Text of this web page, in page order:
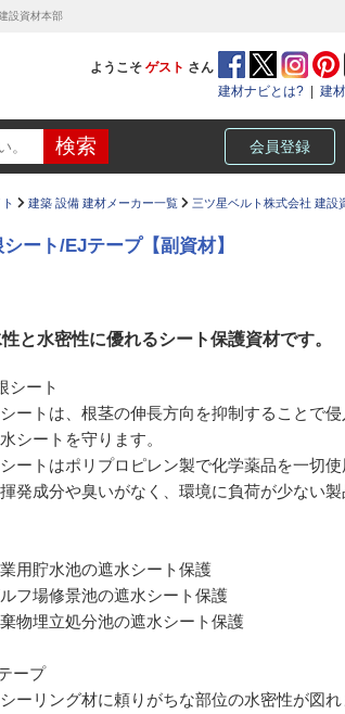
設資材本部
ようこそ ゲスト さん
建材ナビとは?
建
会員登録
建築 設備 建材メーカー一覧 三ツ星ベルト株式会社 建設
シート/EJテープ【副資材】
と水密性に優れるシート保護資材です。
シート
ートは、根茎の伸長方向を抑制することで侵
シートを守ります。
ートはポリプロピレン製で化学薬品を一切使
発成分や臭いがなく、環境に負荷が少ない製
業用貯水池の遮水シート保護
ルフ場修景池の遮水シート保護
棄物埋立処分池の遮水シート保護
ープ
ーリング材に頼りがちな部位の水密性が図れ